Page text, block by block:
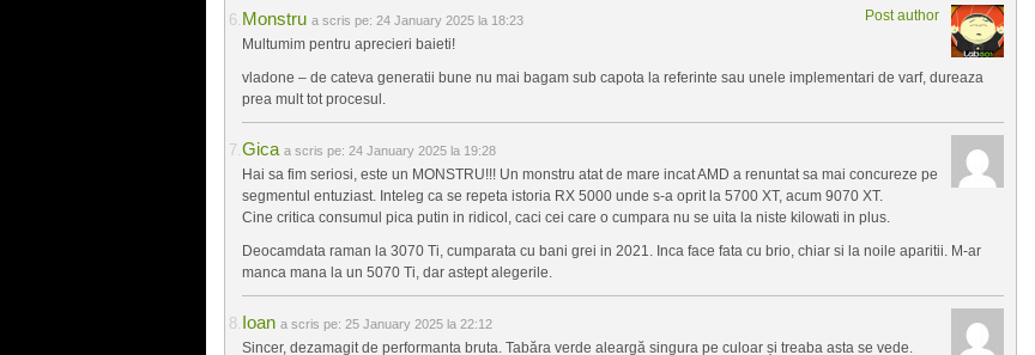
Monstru Post author
a scris pe: 24 January 2025 la 18:23
Multumim pentru aprecieri baieti!
vladone – de cateva generatii bune nu mai bagam sub capota la referinte sau unele implementari de varf, dureaza
prea mult tot procesul.
Gica a scris pe: 24 January 2025 la 19:28
Hai sa fim seriosi, este un MONSTRU!!! Un monstru atat de mare incat AMD a renuntat sa mai concureze pe
segmentul entuziast. Inteleg ca se repeta istoria RX 5000 unde s-a oprit la 5700 XT, acum 9070 XT.
Cine critica consumul pica putin in ridicol, caci cei care o cumpara nu se uita la niste kilowati in plus.
Deocamdata raman la 3070 Ti, cumparata cu bani grei in 2021. Inca face fata cu brio, chiar si la noile aparitii. M-ar
manca mana la un 5070 Ti, dar astept alegerile.
Ioan a scris pe: 25 January 2025 la 22:12
Sincer, dezamagit de performanta bruta. Tabăra verde aleargă singura pe culoar și treaba asta se vede.